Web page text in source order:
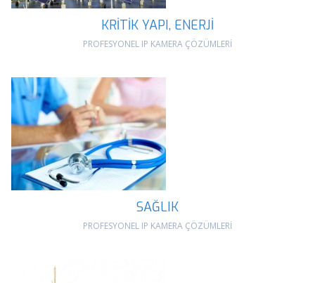
KRİTİK YAPI, ENERJİ
PROFESYONEL IP KAMERA ÇÖZÜMLERİ
SAĞLIK
PROFESYONEL IP KAMERA ÇÖZÜMLERİ